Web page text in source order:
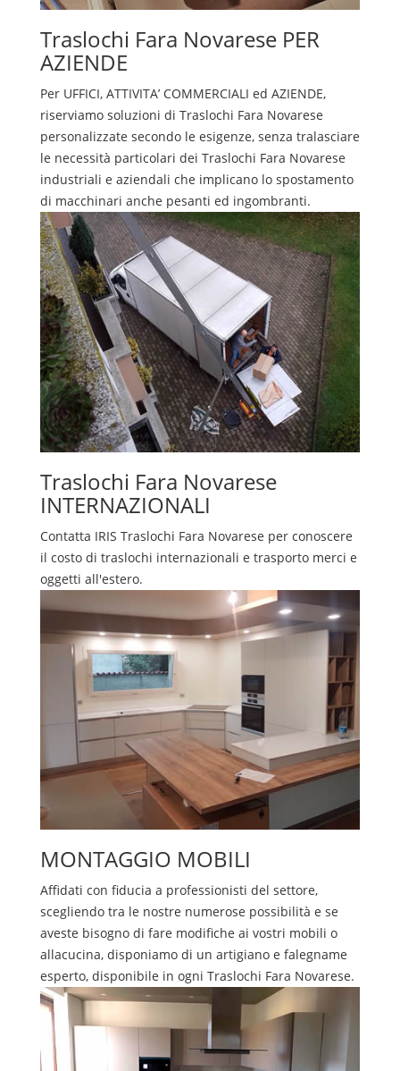
Traslochi Fara Novarese PER
AZIENDE
Per UFFICI, ATTIVITA’ COMMERCIALI ed AZIENDE,
riserviamo soluzioni di Traslochi Fara Novarese
personalizzate secondo le esigenze, senza tralasciare
le necessità particolari dei Traslochi Fara Novarese
industriali e aziendali che implicano lo spostamento
di macchinari anche pesanti ed ingombranti.
Traslochi Fara Novarese
INTERNAZIONALI
Contatta IRIS Traslochi Fara Novarese per conoscere
il costo di traslochi internazionali e trasporto merci e
oggetti all'estero.
MONTAGGIO MOBILI
Affidati con fiducia a professionisti del settore,
scegliendo tra le nostre numerose possibilità e se
aveste bisogno di fare modifiche ai vostri mobili o
allacucina, disponiamo di un artigiano e falegname
esperto, disponibile in ogni Traslochi Fara Novarese.